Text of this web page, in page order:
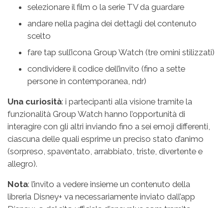
selezionare il film o la serie TV da guardare
andare nella pagina dei dettagli del contenuto
scelto
fare tap sull’icona Group Watch (tre omini stilizzati)
condividere il codice dell’invito (fino a sette
persone in contemporanea, ndr)
Una curiosità: i partecipanti alla visione tramite la
funzionalità Group Watch hanno l’opportunità di
interagire con gli altri inviando fino a sei emoji differenti,
ciascuna delle quali esprime un preciso stato d’animo
(sorpreso, spaventato, arrabbiato, triste, divertente e
allegro).
Nota: l’invito a vedere insieme un contenuto della
libreria Disney+ va necessariamente inviato dall’app